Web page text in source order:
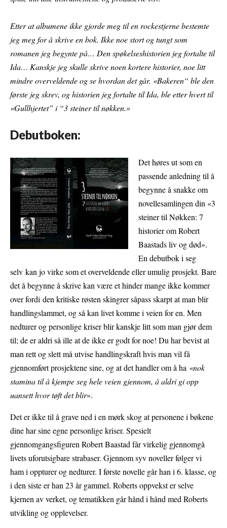
Etter at albumene ikke gjorde meg til en rockestjerne bestemte
jeg meg for å skrive en bok. Ikke noe stort og tungt som
romanen jeg begynte på… Den spøkelseshistorien jeg fortalte til
Ida… Kanskje jeg skulle skrive noen kortere historier, noe litt
mindre overveldende og se hvordan det går. «Bakeren“ ble den
første jeg skrev, og historien jeg fortalte til Ida, ble etter hvert til
«Gullhjertet” i “3 steiner til nøkken.»
Debutboken:
Det høres ut som en
passende anledning til å
begynne å snakke om
novellesamlingen din «3
steiner til Nøkken: 7
historier om Robert
Baastads liv og død».
En debutbok i seg
selv kan jo virke som et overveldende eller umulig prosjekt. Bare
det å begynne å skrive kan være et hinder mange ikke kommer
over fordi den kritiske røsten skingrer såpass skarpt at man blir
handlingslammet, og så kan livet komme i veien for en. Men
nedturer og personlige kriser blir kanskje litt som man gjør dem
til; de er aldri så ille at de ikke er godt for noe! Du har bevist at
man rett og slett må utvise handlingskraft hvis man vil få
gjennomført prosjektene sine, og at det handler om å ha «nok
stamina til å kjempe seg hele veien gjennom, å aldri gi opp
uansett hvor tøft det blir».
Det er ikke til å grave ned i en mørk skog at personene i bøkene
dine har sine egne personlige kriser. Spesielt
gjennomgangsfiguren Robert Baastad får virkelig gjennomgå
livets uforutsigbare strabaser. Gjennom syv noveller følger vi
ham i oppturer og nedturer. I første novelle går han i 6. klasse, og
i den siste er han 23 år gammel. Roberts oppvekst er selve
kjernen av verket, og tematikken går hånd i hånd med Roberts
utvikling og opplevelser.